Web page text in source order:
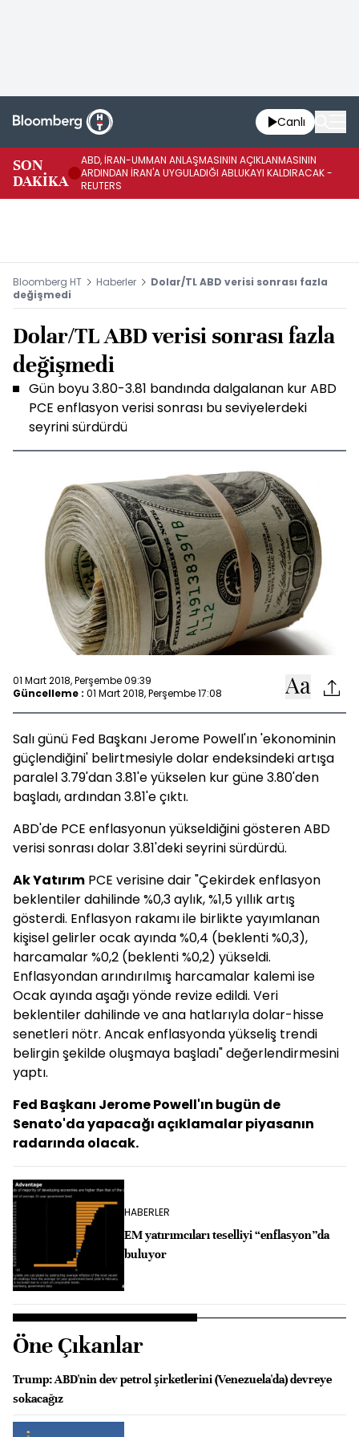
Canlı
SON
DAKİKA
ABD, İRAN-UMMAN ANLAŞMASININ AÇIKLANMASININ
ARDINDAN İRAN'A UYGULADIĞI ABLUKAYI KALDIRACAK -
REUTERS
Bloomberg HT Haberler
Dolar/TL ABD verisi sonrası fazla
değişmedi
Dolar/TL ABD verisi sonrası fazla
değişmedi
Gün boyu 3.80-3.81 bandında dalgalanan kur ABD
PCE enflasyon verisi sonrası bu seviyelerdeki
seyrini sürdürdü
01 Mart 2018, Perşembe 09:39
Güncelleme : 01 Mart 2018, Perşembe 17:08
Salı günü Fed Başkanı Jerome Powell'ın 'ekonominin
güçlendiğini' belirtmesiyle dolar endeksindeki artışa
paralel 3.79'dan 3.81'e yükselen kur güne 3.80'den
başladı, ardından 3.81'e çıktı.
ABD'de PCE enflasyonun yükseldiğini gösteren ABD
verisi sonrası dolar 3.81'deki seyrini sürdürdü.
Ak Yatırım PCE verisine dair "Çekirdek enflasyon
beklentiler dahilinde %0,3 aylık, %1,5 yıllık artış
gösterdi. Enflasyon rakamı ile birlikte yayımlanan
kişisel gelirler ocak ayında %0,4 (beklenti %0,3),
harcamalar %0,2 (beklenti %0,2) yükseldi.
Enflasyondan arındırılmış harcamalar kalemi ise
Ocak ayında aşağı yönde revize edildi. Veri
beklentiler dahilinde ve ana hatlarıyla dolar-hisse
senetleri nötr. Ancak enflasyonda yükseliş trendi
belirgin şekilde oluşmaya başladı" değerlendirmesini
yaptı.
Fed Başkanı Jerome Powell'ın bugün de
Senato'da yapacağı açıklamalar piyasanın
radarında olacak.
HABERLER
EM yatırımcıları teselliyi “enflasyon”da
buluyor
Öne Çıkanlar
Trump: ABD'nin dev petrol şirketlerini (Venezuela'da) devreye
sokacağız